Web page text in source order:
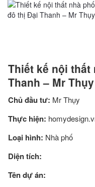
Thiết kế nội
Thanh – Mr Thụy
Chủ đầu tư: Mr Thụy
Thực hiện:
Loại hình: Nhà phố
Diện tích:
Tên dự án: